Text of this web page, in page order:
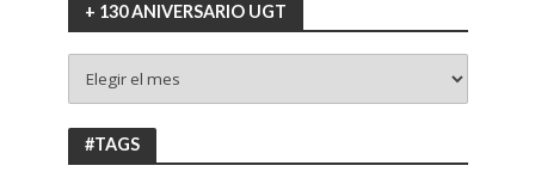
+ 130 ANIVERSARIO UGT
130
ANIVERSARIO
UGT
#TAGS